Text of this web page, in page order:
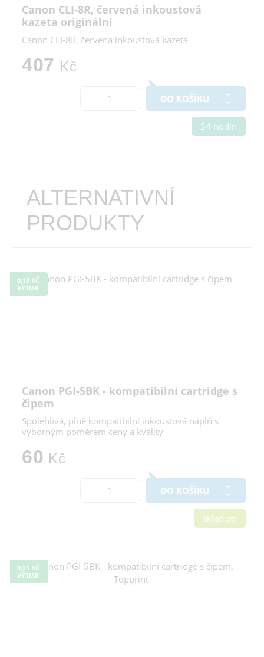
Canon CLI-8R, červená inkoustová
kazeta originální
Canon CLI-8R, červená inkoustová kazeta
407 Kč
DO KOŠÍKU
24 hodin
ALTERNATIVNÍ
PRODUKTY
0,18 KČ
VÝTISK
Canon PGI-5BK - kompatibilní cartridge s
čipem
Spolehlivá, plně kompatibilní inkoustová náplň s
výborným poměrem ceny a kvality
60 Kč
DO KOŠÍKU
skladem
0,21 KČ
VÝTISK